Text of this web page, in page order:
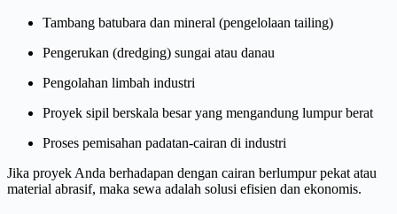
Tambang batubara dan mineral (pengelolaan tailing)
Pengerukan (dredging) sungai atau danau
Pengolahan limbah industri
Proyek sipil berskala besar yang mengandung lumpur berat
Proses pemisahan padatan-cairan di industri
Jika proyek Anda berhadapan dengan cairan berlumpur pekat atau
material abrasif, maka sewa adalah solusi efisien dan ekonomis.